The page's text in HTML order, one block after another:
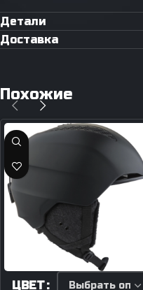
Детали
Доставка
Похожие
ЦВЕТ